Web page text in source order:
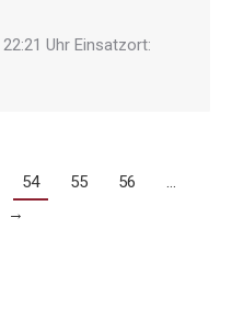
Uhr Einsatzort:
54 55 56
…
→